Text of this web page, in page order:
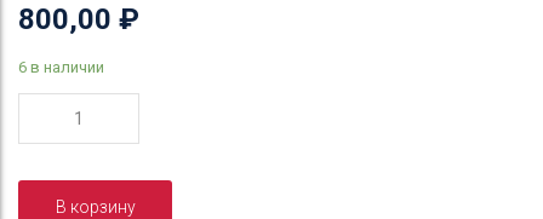
800,00 ₽
6 в наличии
кемпинговый
В корзину